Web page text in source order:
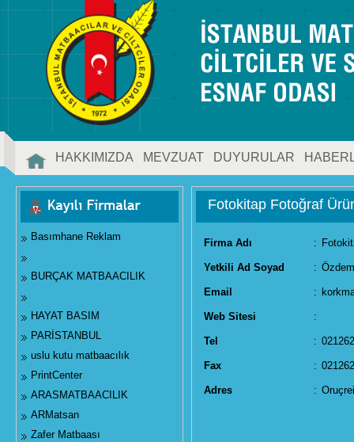
HAKKIMIZDA MEVZUAT DUYURULAR
İLETİŞİM
Basımhane Reklam
BURÇAK MATBAACILIK
HAYAT BASIM
PARİSTANBUL
uslu kutu matbaacılık
PrintCenter
ARASMATBAACILIK
ARMatsan
Zafer Matbaası
Fotokitap Fotoğraf
Firma Adı :
Yetkili Ad Soyad :
Email :
Web Sitesi :
Tel :
Fax :
Adres :